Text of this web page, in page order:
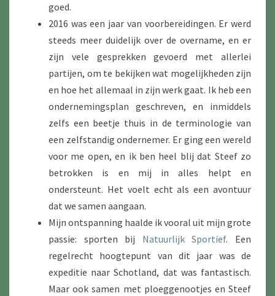
goed.
2016 was een jaar van voorbereidingen. Er werd
steeds meer duidelijk over de overname, en er
zijn vele gesprekken gevoerd met allerlei
partijen, om te bekijken wat mogelijkheden zijn
en hoe het allemaal in zijn werk gaat. Ik heb een
ondernemingsplan geschreven, en inmiddels
zelfs een beetje thuis in de terminologie van
een zelfstandig ondernemer. Er ging een wereld
voor me open, en ik ben heel blij dat Steef zo
betrokken is en mij in alles helpt en
ondersteunt. Het voelt echt als een avontuur
dat we samen aangaan.
Mijn ontspanning haalde ik vooral uit mijn grote
passie: sporten bij Natuurlijk Sportief. Een
regelrecht hoogtepunt van dit jaar was de
expeditie naar Schotland, dat was fantastisch.
Maar ook samen met ploeggenootjes en Steef